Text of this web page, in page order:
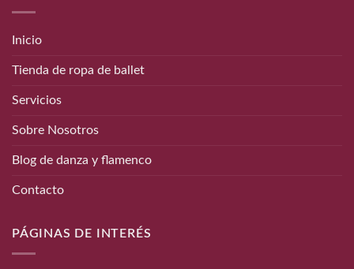
Inicio
Tienda de ropa de ballet
Servicios
Sobre Nosotros
Blog de danza y flamenco
Contacto
PÁGINAS DE INTERÉS